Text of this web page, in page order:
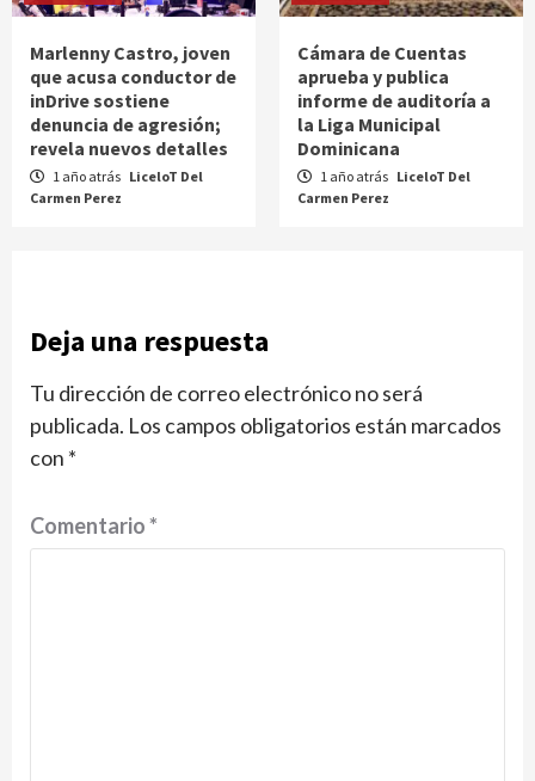
Marlenny Castro, joven
que acusa conductor de
inDrive sostiene
denuncia de agresión;
revela nuevos detalles
1 año atrás LiceloT Del
Carmen Perez
Cámara de Cuentas
aprueba y publica
informe de auditoría a
la Liga Municipal
Dominicana
1 año atrás LiceloT Del
Carmen Perez
Deja una respuesta
Tu dirección de correo electrónico no será
publicada. Los campos obligatorios están marcados
con *
Comentario*